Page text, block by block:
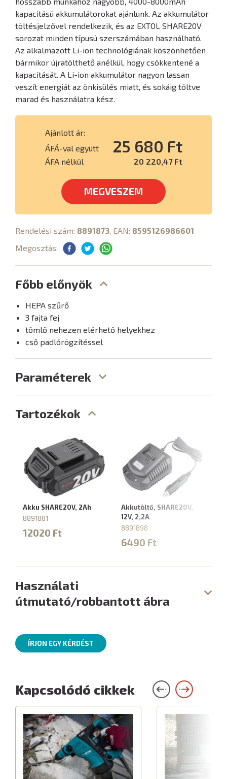
kapacitású akkumulátorokat ajánlunk. Az akkumulátor
töltésjelzővel rendelkezik, és az EXTOL SHARE20V
sorozat minden típusú szerszámában használható.
Az alkalmazott Li-ion technológiának köszönhetően
bármikor újratölthető anélkül, hogy csökkentené a
kapacitását. A Li-ion akkumulátor nagyon lassan
veszít energiát az önkisülés miatt, és sokáig töltve
marad és használatra kész.
Ajánlott ár:
ÁFÁ-val együtt
25 680 Ft
ÁFA nélkül 20 220,47 Ft
MEGVESZEM
Rendelési szám: 8891873, EAN: 8595126986601
Megosztás:
Főbb előnyök
HEPA szűrő
3 fajta fej
tömlő nehezen elérhető helyekhez
cső padlórögzítéssel
Paraméterek
Tartozékok
Akku SHARE20V, 2Ah
8891881
12020 Ft
Akkutöltő, SHARE20V,
12V, 2,2A
8891898
6490 Ft
Használati
útmutató/robbantott ábra
ÍRJON EGY KÉRDÉST
Kapcsolódó cikkek